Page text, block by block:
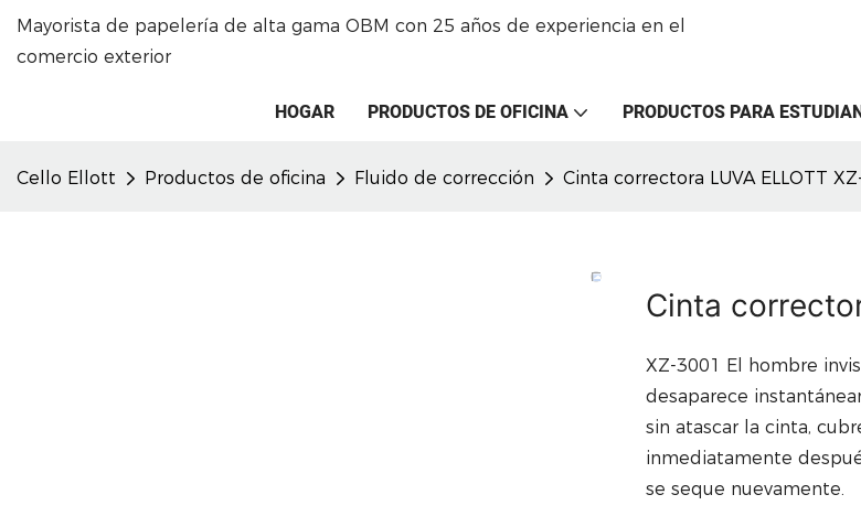
Mayorista de papelería de alta gama OBM con 25 años de experiencia en el
comercio exterior
HOGAR PRODUCTOS DE OFICINA PRODUCTOS PARA
Cello Ellott Productos de oficina Fluido de corrección Cinta correctora LUVA ELLOTT
Cinta
XZ-3001 El hombre
desaparece
sin atascar la cinta,
inmediatamente
se seque nuevamente.